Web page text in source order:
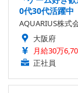
0代30代活躍中
AQUARIUS株式
大阪府
月給30万
正社員